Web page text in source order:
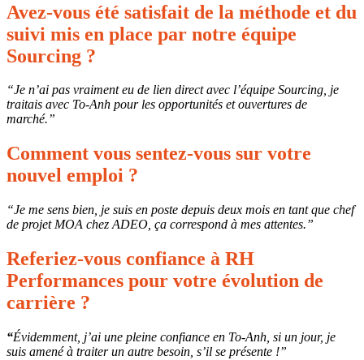
Avez-vous été satisfait de la méthode et du
suivi mis en place par notre équipe
Sourcing ?
“Je n’ai pas vraiment eu de lien direct avec l’équipe Sourcing, je
traitais avec To-Anh pour les opportunités et ouvertures de
marché.”
Comment vous sentez-vous sur votre
nouvel emploi ?
“Je me sens bien, je suis en poste depuis deux mois en tant que chef
de projet MOA chez ADEO, ça correspond à mes attentes.”
Referiez-vous confiance à RH
Performances pour votre évolution de
carrière ?
“Évidemment, j’ai une pleine confiance en To-Anh, si un jour, je
suis amené à traiter un autre besoin, s’il se présente !”